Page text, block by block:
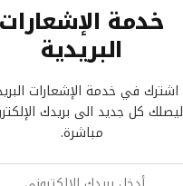
خدمة الإشعارات
البريدية
اشترك في خدمة الإشعارات
ليصلك كل جديد الى بريدك
مباشرة.